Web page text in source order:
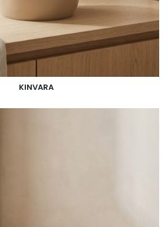
KINVARA